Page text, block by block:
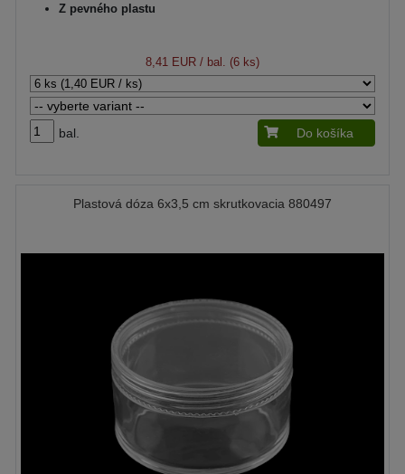
Z pevného plastu
8,41 EUR / bal. (6 ks)
bal. Do košíka
Plastová dóza 6x3,5 cm skrutkovacia 880497